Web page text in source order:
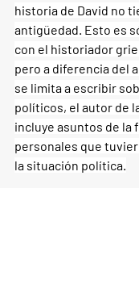
historia de David no
antigüedad. Esto es
con el historiador
pero a diferencia del
se limita a escribir
políticos, el autor de
incluye asuntos de la
personales que
la situación política.